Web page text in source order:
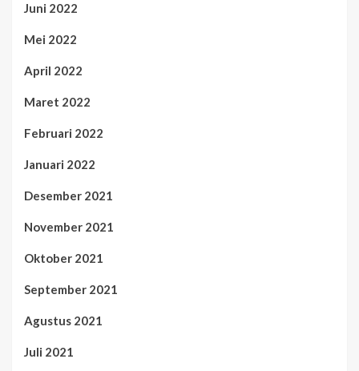
Juni 2022
Mei 2022
April 2022
Maret 2022
Februari 2022
Januari 2022
Desember 2021
November 2021
Oktober 2021
September 2021
Agustus 2021
Juli 2021